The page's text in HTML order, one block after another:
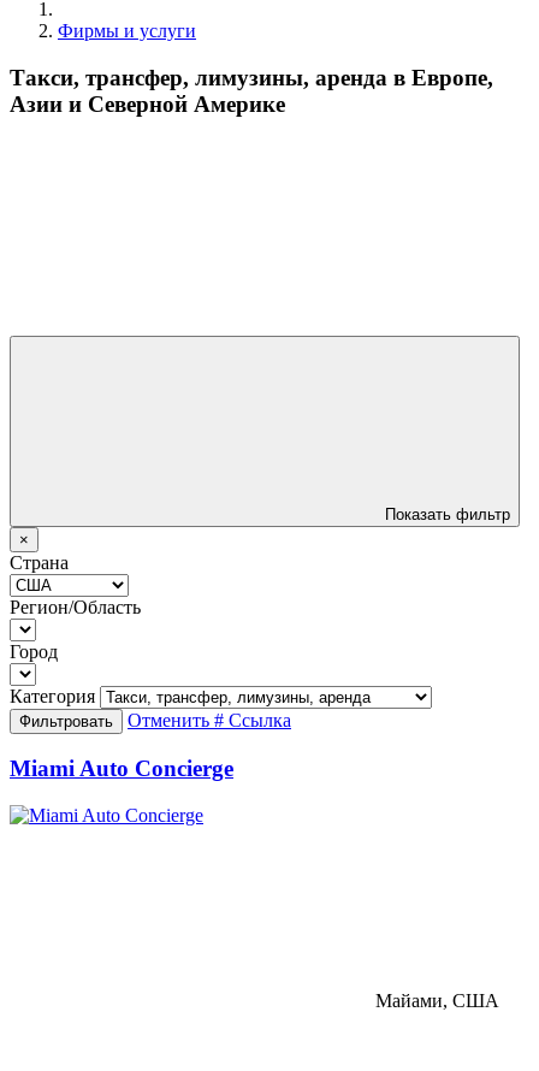
Фирмы и услуги
Такси, трансфер, лимузины, аренда в Европе,
Азии и Северной Америке
Показать фильтр
×
Страна
Регион/Область
Город
Категория
Фильтровать Отменить # Ссылка
Miami Auto Concierge
Майами, США